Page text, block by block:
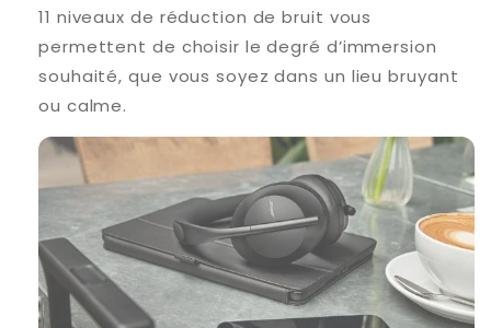
11 niveaux de réduction de bruit vous
permettent de choisir le degré d’immersion
souhaité, que vous soyez dans un lieu bruyant
ou calme.